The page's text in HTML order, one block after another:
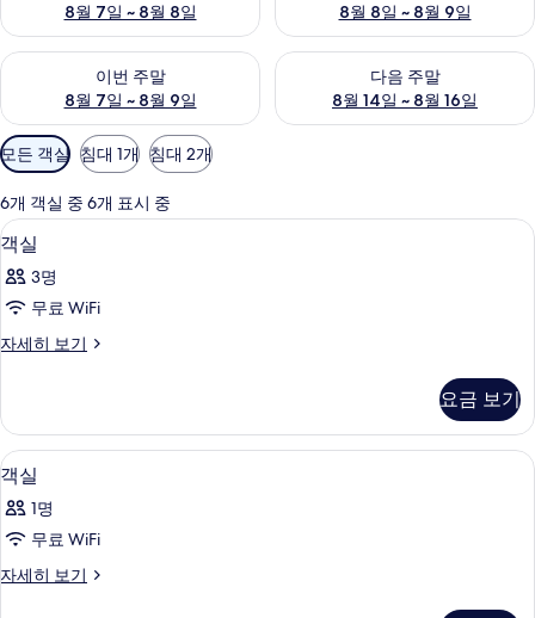
8월 7일 ~ 8월 8일
8월 8일 ~ 8월 9일
이번 주말
8월 7일 ~ 8월 9일
이번 주말 예약 가능 여부 확인, 8월 7일 ~ 8월 9일
다음 주말
8월 14일 ~ 8월 16일
다음 주말 예약 가능 여부 확인,
객
실
에
사
용
가
능
필
모든 객실 침대 1개 침대 2개
6개 객실 중 6개 표시 중
객
실
사
모
보
기
고급 침구, 오리/거위털 이불, 책상, 암
2
객실
3명
무료 WiFi
자세히 보기
객
히
보
기
요금 보기
객
실
사
모
고급 침구, 오리/거위털 이불, 책상, 암
2
객실
1명
무료 WiFi
자세히 보기
객